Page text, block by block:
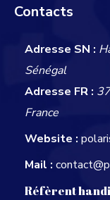
Contacts
Adresse SN :
Sénégal
Adresse FR :
France
Website :
Mail :
Réfèrent